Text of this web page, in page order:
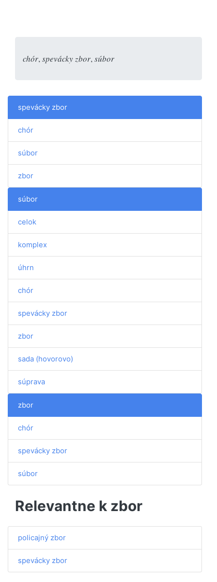
chór, spevácky zbor, súbor
spevácky zbor
chór
súbor
zbor
súbor
celok
komplex
úhrn
chór
spevácky zbor
zbor
sada (hovorovo)
súprava
zbor
chór
spevácky zbor
súbor
Relevantne k zbor
policajný zbor
spevácky zbor